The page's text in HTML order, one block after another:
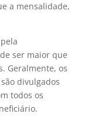
a mensalidade,
ser maior que
Geralmente, os
divulgados
todos os